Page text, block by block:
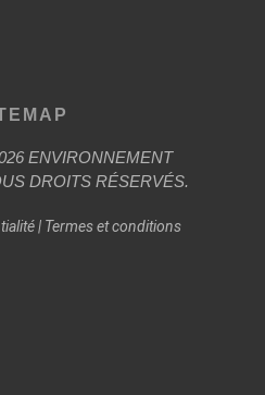
ENVIRONNEMENT
DROITS RÉSERVÉS.
| Termes et conditions